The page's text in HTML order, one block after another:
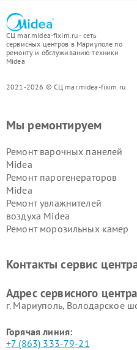
СЦ mar.midea-fixim.ru - сеть
сервисных центров в Мариуполе по
ремонту и обслуживанию техники
Midea
2021-2026 © СЦ mar.midea-fixim.ru
Мы ремонтируем
Ремонт варочных панелей
Midea
Ремонт парогенераторов
Midea
Ремонт увлажнителей
воздуха Midea
Ремонт морозильных камер
пылесосов Midea
Контакты сервис
Адрес сервисного
г. Мариуполь, Володарское
Горячая линия:
+7 (863) 333-79-21